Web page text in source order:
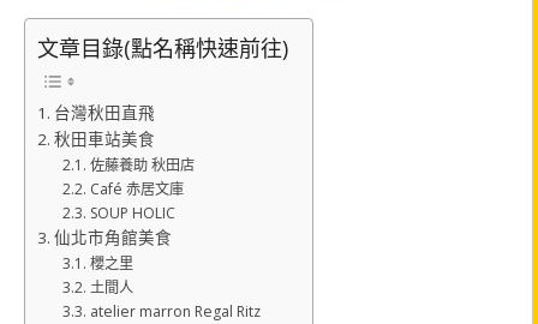
文章目錄(點名稱快速前往)
台灣秋田直飛
秋田車站美食
佐藤養助 秋田店
Café 赤居文庫
SOUP HOLIC
仙北市角館美食
櫻之里
土間人
atelier marron Regal Ritz